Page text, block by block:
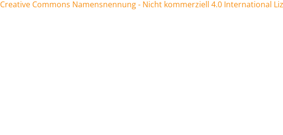
Creative Commons Namensnennung - Nicht kommerziell 4.0 International